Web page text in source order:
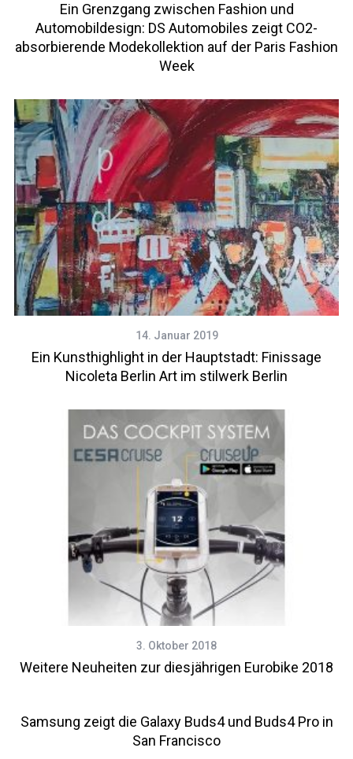
Ein Grenzgang zwischen Fashion und
Automobildesign: DS Automobiles zeigt CO2-
absorbierende Modekollektion auf der Paris Fashion
Week
14. Januar 2019
Ein Kunsthighlight in der Hauptstadt: Finissage
Nicoleta Berlin Art im stilwerk Berlin
3. Oktober 2018
Weitere Neuheiten zur diesjährigen Eurobike 2018
Samsung zeigt die Galaxy Buds4 und Buds4 Pro in
San Francisco